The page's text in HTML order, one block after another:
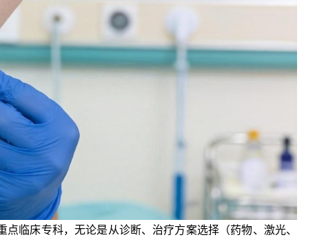
临床专科，无论是从诊断、治疗方案选择（药物、激光、